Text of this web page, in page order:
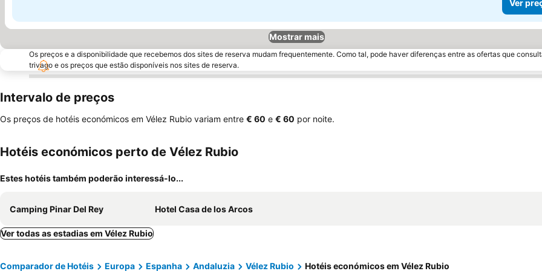
Ver
Mostrar mais
Os preços e a disponibilidade que recebemos dos sites de reserva mudam frequentemente. Como tal, pode haver diferenças entre as ofertas que
trivago e os preços que estão disponíveis nos sites de reserva.
Intervalo de preços
Os preços de hotéis económicos em Vélez Rubio variam entre ‎€ 60 e ‎€ 60 por noite.
Hotéis económicos perto de Vélez Rubio
Estes hotéis também poderão interessá-lo...
Camping Pinar Del Rey Hotel Casa de los Arcos
Ver todas as estadias em Vélez Rubio
Comparador de Hotéis Europa Espanha Andaluzia Vélez Rubio Hotéis económicos em Vélez Rubio